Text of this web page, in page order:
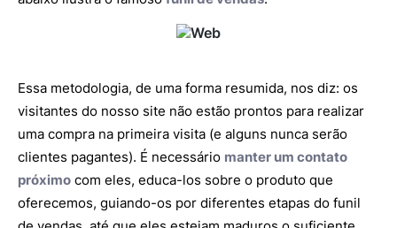
Essa metodologia, de uma forma resumida, nos diz: os
visitantes do nosso site não estão prontos para realizar
uma compra na primeira visita (e alguns nunca serão
clientes pagantes). É necessário manter um contato
próximo com eles, educa-los sobre o produto que
oferecemos, guiando-os por diferentes etapas do funil